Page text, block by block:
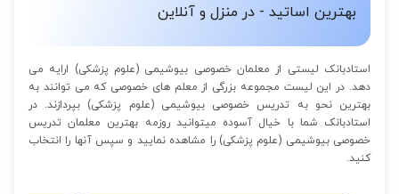
بهترین اساتید - در منزل و آنلاین
استادبانک لیستی از معلمان خصوصی بیوشیمی (علوم پزشکی) ارایه می
دهد. در این لیست مجموعه بزرگی از معلم های خصوصی که می توانند به
بهترین نحو به تدریس خصوصی بیوشیمی (علوم پزشکی) بپردازند. در
استادبانک شما با خیال آسوده میتوانید روزمه بهترین معلمان تدریس
خصوصی بیوشیمی (علوم پزشکی) را مشاهده نمایید و سپس آنها را انتخاب
کنید.